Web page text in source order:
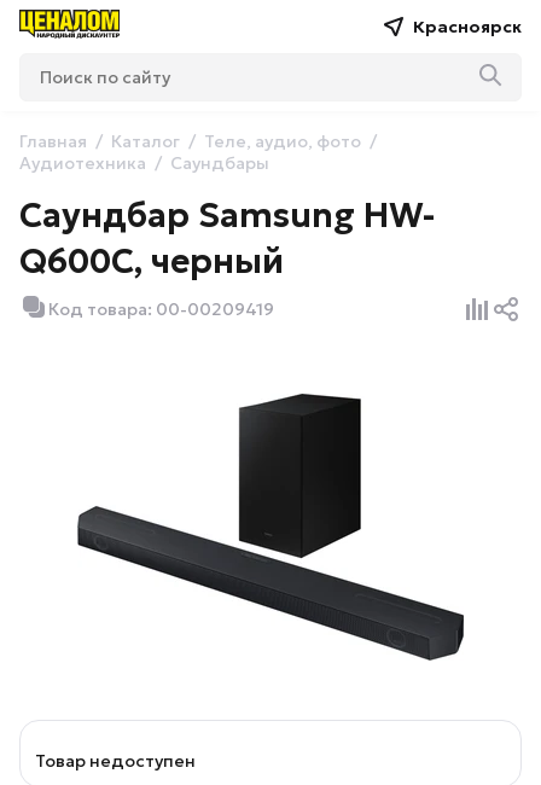
Красноярск
Главная Каталог
Теле, аудио, фото
Аудиотехника
Саундбары
Саундбар Samsung HW-
Q600C, черный
Код товара: 00-00209419
Товар недоступен